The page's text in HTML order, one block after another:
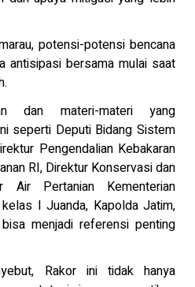
potensi-potensi bencana
antisipasi bersama mulai saat
dan materi-materi yang
seperti Deputi Bidang Sistem
Pengendalian Kebakaran
RI, Direktur Konservasi dan
Air Pertanian Kementerian
I Juanda, Kapolda Jatim,
menjadi referensi penting
Rakor ini tidak hanya